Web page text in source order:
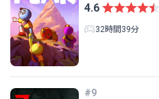
4.6
32時間39分
#9